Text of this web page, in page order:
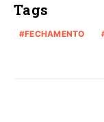
Tags
FECHAMENTO